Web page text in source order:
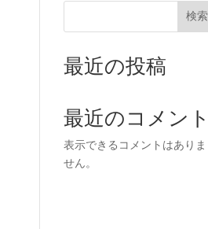
検索
最近の投稿
最近のコメント
表示できるコメントはありま
せん。